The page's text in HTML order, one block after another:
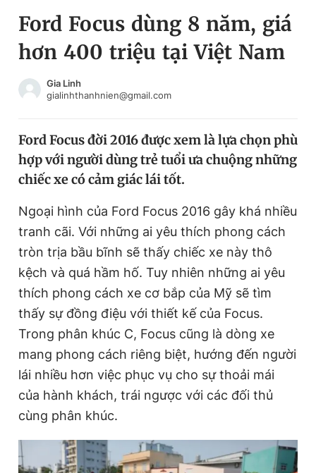
Chuyên mục
Chuyên mục khác
Tin thị trường Tin 360
Sản phẩm khác
Tiện ích Bạn cần biết
Thông tin tòa soạn Liên hệ quảng cáo
Đổi mật khẩu
Tin đã lưu
Tin đã xem
Đăng xuất
Ford Focus dùng 8 năm, giá
hơn 400 triệu tại Việt Nam
Gia Linh
gialinhthanhnien@gmail.com
Ford Focus đời 2016 được xem là lựa chọn phù
hợp với người dùng trẻ tuổi ưa chuộng những
chiếc xe có cảm giác lái tốt.
Ngoại hình của Ford Focus 2016 gây khá nhiều
tranh cãi. Với những ai yêu thích phong cách
tròn trịa bầu bĩnh sẽ thấy chiếc xe này thô
kệch và quá hầm hố. Tuy nhiên những ai yêu
thích phong cách xe cơ bắp của Mỹ sẽ tìm
thấy sự đồng điệu với thiết kế của Focus.
Trong phân khúc C, Focus cũng là dòng xe
mang phong cách riêng biệt, hướng đến người
lái nhiều hơn việc phục vụ cho sự thoải mái
của hành khách, trái ngược với các đối thủ
cùng phân khúc.